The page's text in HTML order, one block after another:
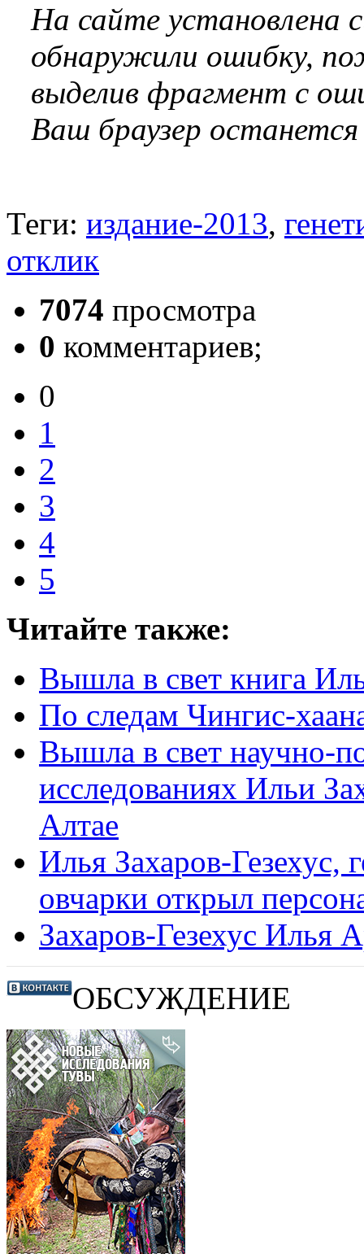
На сайте установлена
обнаружили ошибку,
выделив фрагмент с
Ваш браузер
Теги: издание-2013,
отклик
7074 просмотра
0 комментариев;
0
1
2
3
4
5
Читайте также:
Вышла в свет книга
По следам Чингис-
Вышла в свет научно-
исследованиях Ильи
Алтае
Илья Захаров-Гезехус,
овчарки открыл
Захаров-Гезехус Илья
ОБСУЖДЕНИЕ